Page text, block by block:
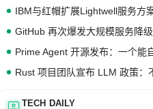
GitHub 再次爆发大规模服务降级
TECH DAILY